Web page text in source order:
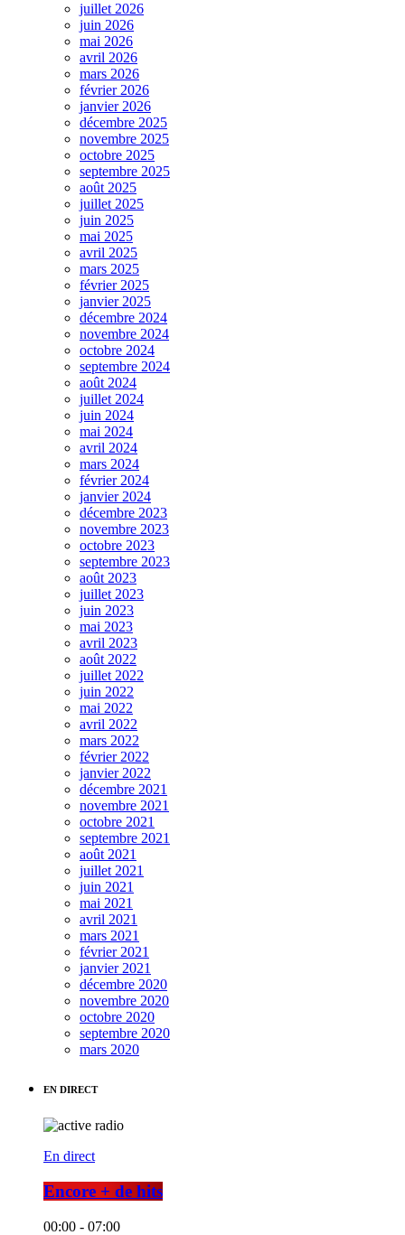
juillet 2026
juin 2026
mai 2026
avril 2026
mars 2026
février 2026
janvier 2026
décembre 2025
novembre 2025
octobre 2025
septembre 2025
août 2025
juillet 2025
juin 2025
mai 2025
avril 2025
mars 2025
février 2025
janvier 2025
décembre 2024
novembre 2024
octobre 2024
septembre 2024
août 2024
juillet 2024
juin 2024
mai 2024
avril 2024
mars 2024
février 2024
janvier 2024
décembre 2023
novembre 2023
octobre 2023
septembre 2023
août 2023
juillet 2023
juin 2023
mai 2023
avril 2023
août 2022
juillet 2022
juin 2022
mai 2022
avril 2022
mars 2022
février 2022
janvier 2022
décembre 2021
novembre 2021
octobre 2021
septembre 2021
août 2021
juillet 2021
juin 2021
mai 2021
avril 2021
mars 2021
février 2021
janvier 2021
décembre 2020
novembre 2020
octobre 2020
septembre 2020
mars 2020
EN DIRECT
En direct
Encore + de hits
00:00 - 07:00